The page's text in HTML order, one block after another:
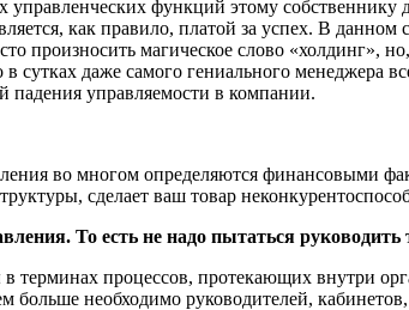
управленческих функций этому
как правило, платой за успех. В
произносить магическое слово «холдинг»,
в сутках даже самого гениального
падения управляемости в компании.
во многом определяются финансовыми
сделает ваш товар
То есть не надо пытаться руководить
терминах процессов, протекающих внутри
больше необходимо руководителей,